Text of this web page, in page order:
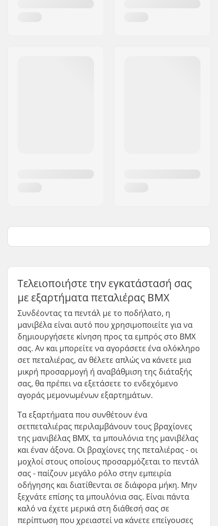
Τελειοποιήστε την εγκατάστασή σας
με εξαρτήματα πεταλιέρας BMX
Συνδέοντας τα πεντάλ με το ποδήλατο, η
μανιβέλα είναι αυτό που χρησιμοποιείτε για να
δημιουργήσετε κίνηση προς τα εμπρός στο BMX
σας. Αν και μπορείτε να αγοράσετε ένα ολόκληρο
σετ πεταλιέρας, αν θέλετε απλώς να κάνετε μια
μικρή προσαρμογή ή αναβάθμιση της διάταξής
σας, θα πρέπει να εξετάσετε το ενδεχόμενο
αγοράς μεμονωμένων εξαρτημάτων.
Τα εξαρτήματα που συνθέτουν ένα
σετπεταλιέρας περιλαμβάνουν τους βραχίονες
της μανιβέλας BMX, τα μπουλόνια της μανιβέλας
και έναν άξονα. Οι βραχίονες της πεταλιέρας - οι
μοχλοί στους οποίους προσαρμόζεται το πεντάλ
σας - παίζουν μεγάλο ρόλο στην εμπειρία
οδήγησης και διατίθενται σε διάφορα μήκη. Μην
ξεχνάτε επίσης τα μπουλόνια σας. Είναι πάντα
καλό να έχετε μερικά στη διάθεσή σας σε
περίπτωση που χρειαστεί να κάνετε επείγουσες